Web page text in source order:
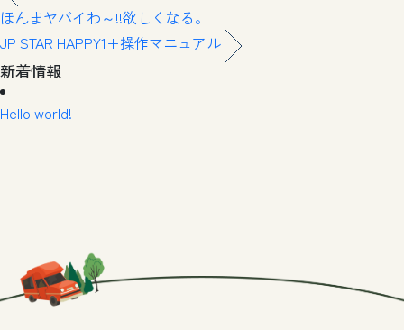
ほんまヤバイわ～!!欲しくなる。
JP STAR HAPPY1+操作マニュアル
新着情報
Hello world!